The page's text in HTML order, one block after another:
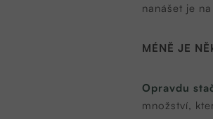
nanášet je
MÉNĚ JE
Opravdu
množství,